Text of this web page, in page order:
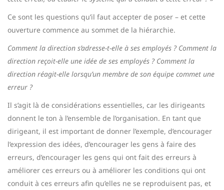
Ce sont les questions qu’il faut accepter de poser – et cette
ouverture commence au sommet de la hiérarchie.
Comment la direction s’adresse-t-elle à ses employés ? Comment la
direction reçoit-elle une idée de ses employés ? Comment la
direction réagit-elle lorsqu’un membre de son équipe commet une
erreur ?
Il s’agit là de considérations essentielles, car les dirigeants
donnent le ton à l’ensemble de l’organisation. En tant que
dirigeant, il est important de donner l’exemple, d’encourager
l’expression des idées, d’encourager les gens à faire des
erreurs, d’encourager les gens qui ont fait des erreurs à
améliorer ces erreurs ou à améliorer les conditions qui ont
conduit à ces erreurs afin qu’elles ne se reproduisent pas, et